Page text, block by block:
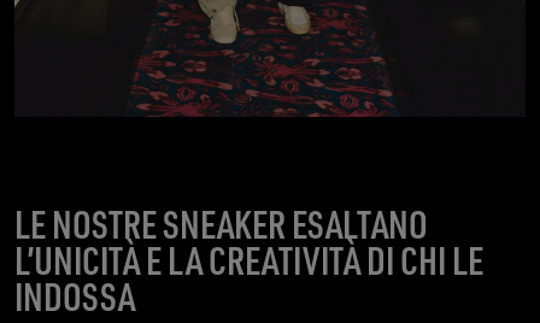
LE NOSTRE SNEAKER ESALTANO
L’UNICITÀ E LA CREATIVITÀ DI CHI LE
INDOSSA